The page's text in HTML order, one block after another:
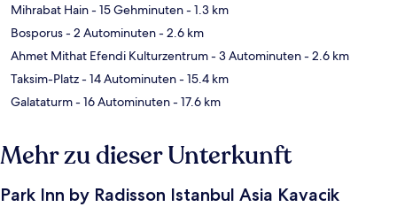
Mihrabat Hain- 15 Gehminuten- 1.3 km
Bosporus- 2 Autominuten- 2.6 km
Ahmet Mithat Efendi Kulturzentrum- 3 Autominuten- 2.6 km
Taksim-Platz- 14 Autominuten- 15.4 km
Galataturm- 16 Autominuten- 17.6 km
Mehr zu dieser Unterkunft
Park Inn by Radisson Istanbul Asia Kavacik